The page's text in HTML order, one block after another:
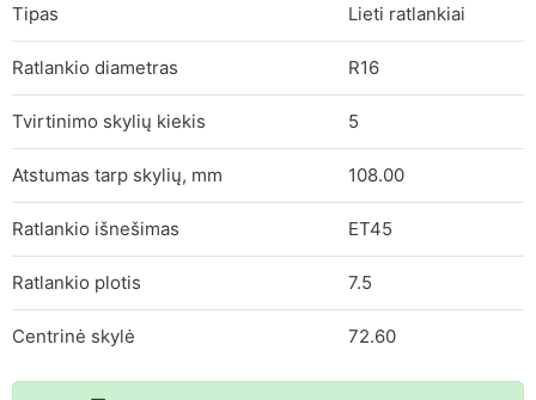
Tipas Lieti ratlankiai
Ratlankio diametras R16
Tvirtinimo skylių kiekis 5
Atstumas tarp skylių, mm 108.00
Ratlankio išnešimas ET45
Ratlankio plotis 7.5
Centrinė skylė 72.60